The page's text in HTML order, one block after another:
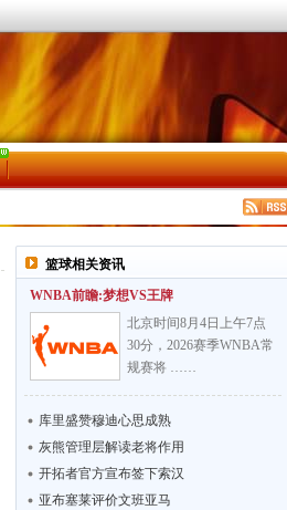
篮球相关资讯
WNBA前瞻:梦想VS王牌
北京时间8月4日上午7点
30分，2026赛季WNBA常
规赛将 ……
库里盛赞穆迪心思成熟
灰熊管理层解读老将作用
开拓者官方宣布签下索汉
亚布塞莱评价文班亚马